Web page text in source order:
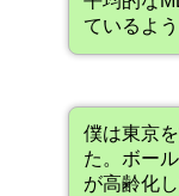
ているよう
僕は東京
た。ボー
が高齢化